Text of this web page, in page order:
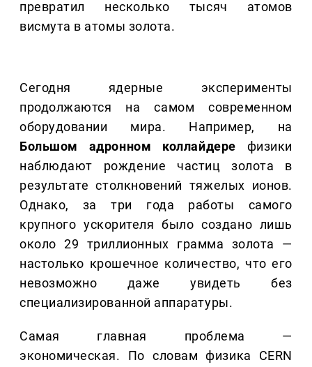
превратил несколько тысяч атомов
висмута в атомы золота.
Сегодня ядерные эксперименты
продолжаются на самом современном
оборудовании мира. Например, на
Большом адронном коллайдере физики
наблюдают рождение частиц золота в
результате столкновений тяжелых ионов.
Однако, за три года работы самого
крупного ускорителя было создано лишь
около 29 триллионных грамма золота —
настолько крошечное количество, что его
невозможно даже увидеть без
специализированной аппаратуры.
Самая главная проблема —
экономическая. По словам физика CERN